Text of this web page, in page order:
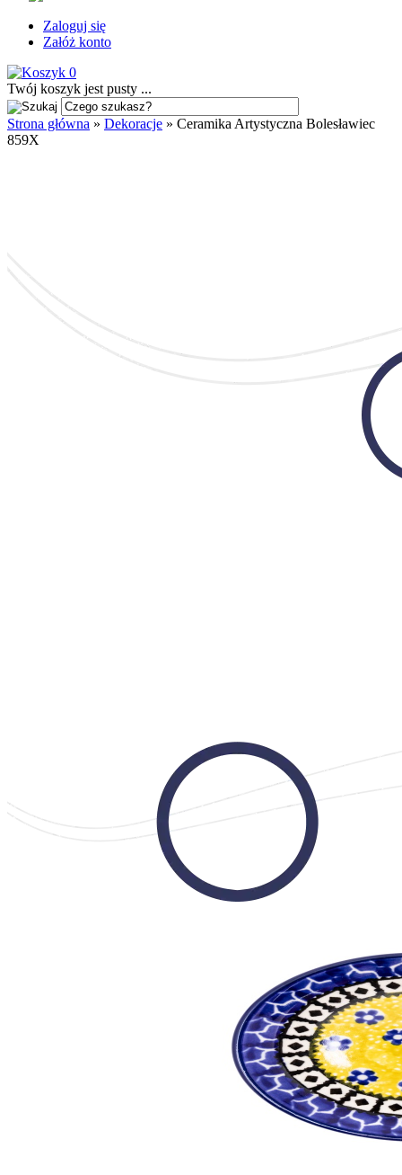
Zaloguj się
Załóż konto
0
Twój koszyk jest pusty ...
Strona główna » Dekoracje » Ceramika Artystyczna Bolesławiec
859X